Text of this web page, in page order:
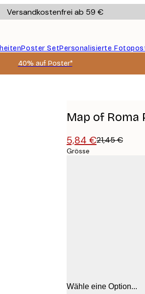
Versandkostenfrei ab 59 €
Poster SetPersonalisierte
40% auf Poster*
Map of Roma
5,84 €21,45 €
Grösse
Wähle eine Option...